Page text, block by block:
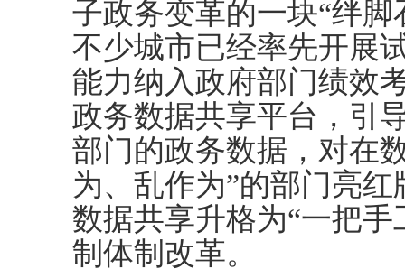
子政务变革的一块“绊
不少城市已经率先开展
能力纳入政府部门绩效
政务数据共享平台，引
部门的政务数据，对在
为、乱作为”的部门亮
数据共享升格为“一把
制体制改革。